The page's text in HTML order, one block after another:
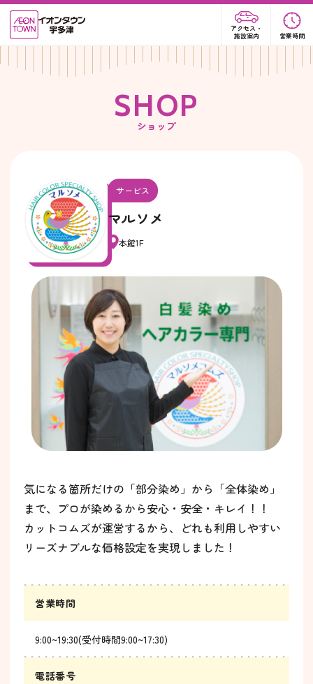
アクセス・
施設案内
営業時間
SHOP
ショップ
サービス
マルソメ
本館1F
気になる箇所だけの「部分染め」から「全体染め」
まで、プロが染めるから安心・安全・キレイ！！
カットコムズが運営するから、どれも利用しやすい
リーズナブルな価格設定を実現しました！
営業時間
9:00~19:30(受付時間9:00~17:30)
電話番号